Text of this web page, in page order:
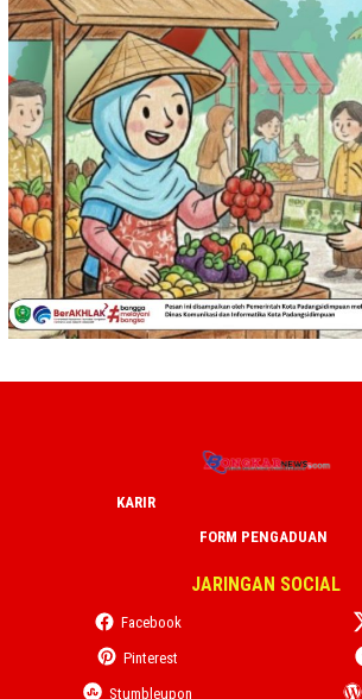
KARIR
FORM PENGADUAN
JARINGAN SOCIAL
Facebook
Pinterest
Stumbleupon